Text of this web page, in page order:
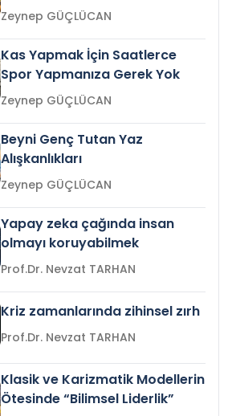
Zeynep GÜÇLÜCAN
Kas Yapmak İçin Saatlerce
Spor Yapmanıza Gerek Yok
Zeynep GÜÇLÜCAN
Beyni Genç Tutan Yaz
Alışkanlıkları
Zeynep GÜÇLÜCAN
Yapay zeka çağında insan
olmayı koruyabilmek
Prof.Dr. Nevzat TARHAN
Kriz zamanlarında zihinsel zırh
Prof.Dr. Nevzat TARHAN
Klasik ve Karizmatik Modellerin
Ötesinde “Bilimsel Liderlik”